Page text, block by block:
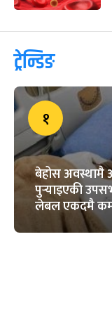
ट्रेन्डिङ
१
बेहोस अवस्थामै
पुर्‍याइएकी
लेबल एकदमै